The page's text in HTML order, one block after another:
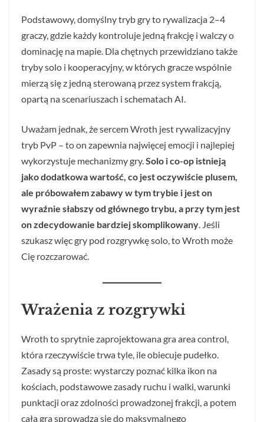
Podstawowy, domyślny tryb gry to rywalizacja 2–4
graczy, gdzie każdy kontroluje jedną frakcję i walczy o
dominację na mapie. Dla chętnych przewidziano także
tryby solo i kooperacyjny, w których gracze wspólnie
mierzą się z jedną sterowaną przez system frakcją,
opartą na scenariuszach i schematach AI.
Uważam jednak, że sercem Wroth jest rywalizacyjny
tryb PvP – to on zapewnia najwięcej emocji i najlepiej
wykorzystuje mechanizmy gry.Solo i co-op istnieją
jako dodatkowa wartość, co jest oczywiście plusem,
ale próbowałem zabawy w tym trybie i jest on
wyraźnie słabszy od głównego trybu, a przy tym jest
on zdecydowanie bardziej skomplikowany. Jeśli
szukasz więc gry pod rozgrywkę solo, to Wroth może
Cię rozczarować.
Wrażenia z rozgrywki
Wroth to sprytnie zaprojektowana gra area control,
która rzeczywiście trwa tyle, ile obiecuje pudełko.
Zasady są proste: wystarczy poznać kilka ikon na
kościach, podstawowe zasady ruchu i walki, warunki
punktacji oraz zdolności prowadzonej frakcji, a potem
cała gra sprowadza się do maksymalnego